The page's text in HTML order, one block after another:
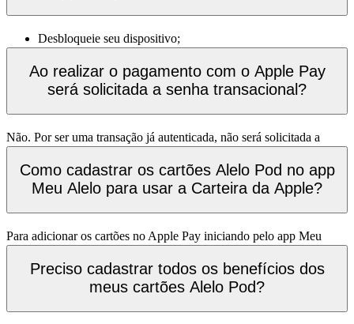
Desbloqueie seu dispositivo;
Segure o dispositivo próximo ao terminal de pagamento com
NFC até que a transação seja concluída.
Ao realizar o pagamento com o Apple Pay
será solicitada a senha transacional?
Não. Por ser uma transação já autenticada, não será solicitada a
senha. Porém, em alguns casos, após um determinado número de
transações, o aplicativo pode pedir uma nova autenticação por
medidas adicionais de segurança.
Como cadastrar os cartões Alelo Pod no app
Meu Alelo para usar a Carteira da Apple?
Para adicionar os cartões no Apple Pay iniciando pelo app Meu
Alelo, você deverá seguir os passos abaixo:
1. Abra o app Meu Alelo e selecione o cartão Alelo Pod a ser
cadastrado na Carteira da Apple. Se você tiver dois cartões Alelo
Preciso cadastrar todos os benefícios dos
meus cartões Alelo Pod?